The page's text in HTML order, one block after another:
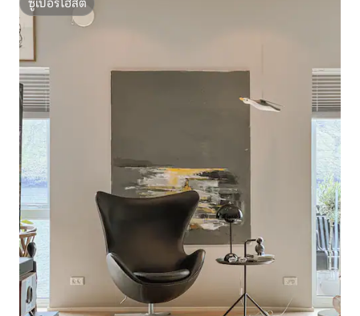
ซูเปอร์โฮสต์
ซูเปอร์โฮสต์